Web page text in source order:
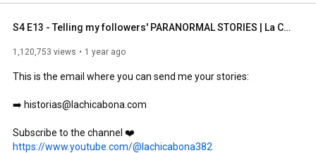
S4 E13 - Telling my followers' PARANORMAL STORIES | La Chica Bona
1,120,753 views 1 year ago
This is the email where you can send me your stories:
➡️ historias@lachicabona.com
https://www.youtube.com/@lachicabona382